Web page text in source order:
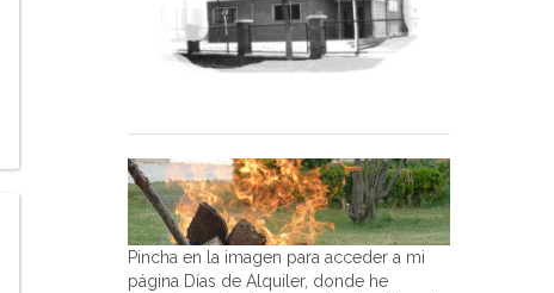
Pincha en la imagen para acceder a mi
página Días de Alquiler, donde he